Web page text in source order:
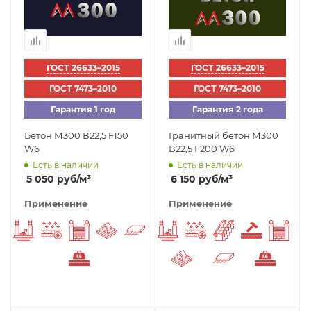
ГОСТ 26633–2015
ГОСТ 7473–2010
Гарантия 1 год
Бетон М300 В22,5 F150
W6
Есть в наличии
5 050 руб/м³
Применение
Фундаменты
Морозостойкий
ЗаборыОтмостка вокруг дома
Плиты перекрытия
ГОСТ 26633–2015
ГОСТ 7473–2010
Гарантия 2 года
Гранитный бетон М300
В22,5 F200 W6
Есть в наличии
6 150 руб/м³
Применение
Фундаменты
Морозостойкий
Лестницы
Отмостка вокруг
Плиты